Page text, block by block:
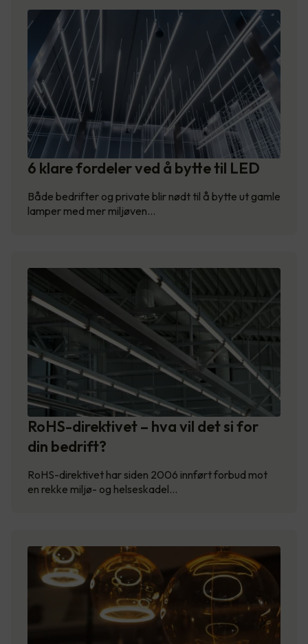
6 klare fordeler ved å bytte til LED
Både bedrifter og private blir nødt til å bytte ut gamle
lamper med mer miljøven…
RoHS-direktivet – hva vil det si for
din bedrift?
RoHS-direktivet har siden 2006 innført forbud mot
en rekke miljø- og helseskadel…